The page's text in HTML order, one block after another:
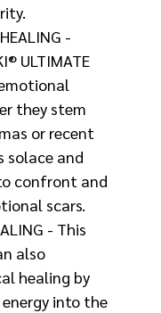
-
ULTIMATE
they stem
or recent
solace and
confront and
scars.
- This
also
healing by
into the